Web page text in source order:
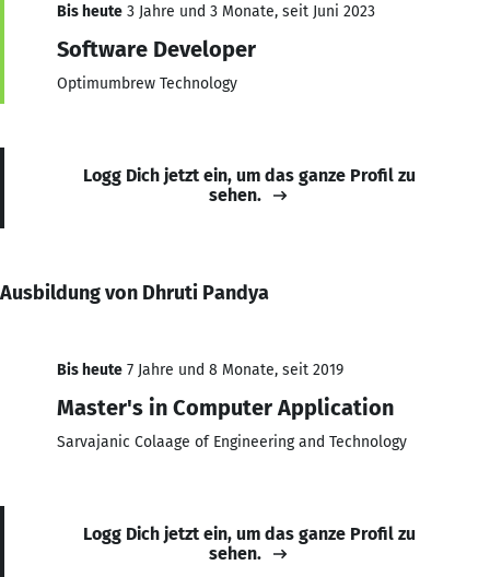
Bis heute 3 Jahre und 3 Monate, seit Juni 2023
Software Developer
Optimumbrew Technology
Logg Dich jetzt ein, um das ganze Profil zu
sehen.
Ausbildung von Dhruti Pandya
Bis heute 7 Jahre und 8 Monate, seit 2019
Master's in Computer Application
Sarvajanic Colaage of Engineering and Technology
Logg Dich jetzt ein, um das ganze Profil zu
sehen.